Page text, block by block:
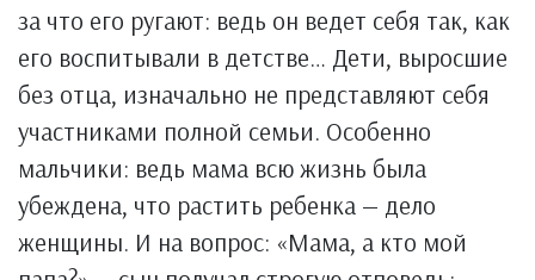
за что его ругают: ведь он ведет себя так, как
его воспитывали в детстве… Дети, выросшие
без отца, изначально не представляют себя
участниками полной семьи. Особенно
мальчики: ведь мама всю жизнь была
убеждена, что растить ребенка — дело
женщины. И на вопрос: «Мама, а кто мой